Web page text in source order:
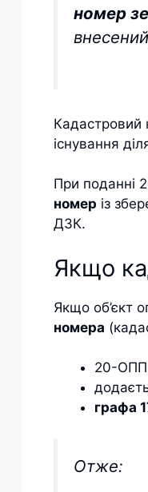
номер
Кадастровий
існування
При поданні
номер із
ДЗК.
Якщо
Якщо об’єкт
номера
20-ОПП
графа
Отже: